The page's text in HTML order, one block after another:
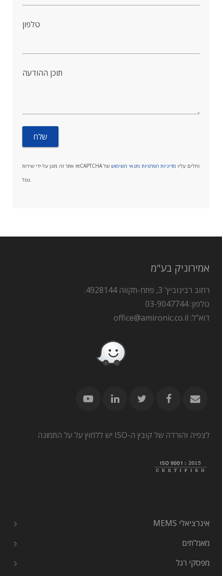
טלפון
תוכן ההודעה
אתר זה מוגן על-ידי שירות reCAPTCHA וחלים עליו מדיניות הפרטיות ותנאי השימוש של
גוגל.
אמירוניק בע"מ
רחוב רבינוביץ' 3, פתח-תקווה 4928144.
טלפון: 03-9047744
דוא"ל: office@amironic.co.il
לצפיה והורדה של קובץ ה-ISO יש ללחוץ על על התמונה
אינרציאלי MEMS
מאמ"תים
מפסקי רגל